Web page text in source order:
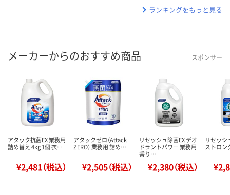
ランキングをもっと見る
メーカーからのおすすめ商品 スポンサー
アタック抗菌EX 業務用
詰め替え 4kg 1個 衣…
¥2,481（税込）
アタックゼロ（Attack
ZERO） 業務用 詰め…
¥2,505（税込）
リセッシュ除菌EX デオ
ドラントパワー 業務用
香り…
¥2,380（税込）
リセッシ
ストロン